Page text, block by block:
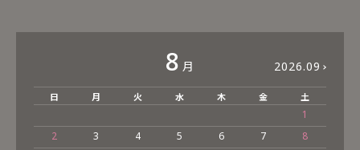
8 月 2026.09
日 月 火 水 木 金 土
1
2
3 4 5 6 7
8